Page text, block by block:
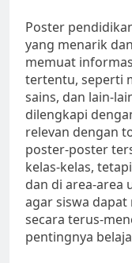
Poster
yang menarik
memuat
tertentu, seperti
sains, dan lain-
dilengkapi
relevan dengan
poster-poster
kelas-kelas,
dan di area-area
agar siswa
secara terus-
pentingnya